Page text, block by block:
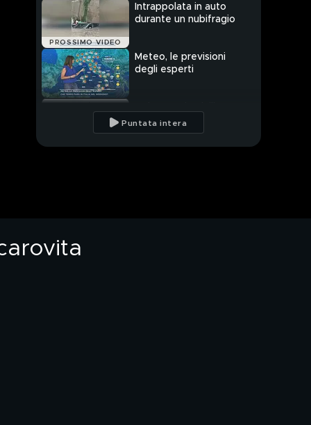
PROSSIMO VIDEO
Intrappolata in auto
durante un nubifragio
Meteo, le previsioni
degli esperti
Puntata intera